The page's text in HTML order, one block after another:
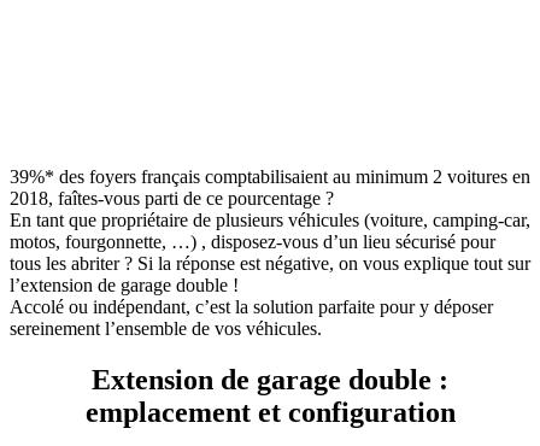
39%* des foyers français comptabilisaient au minimum 2 voitures en
2018, faîtes-vous parti de ce pourcentage ?
En tant que propriétaire de plusieurs véhicules (voiture, camping-car,
motos, fourgonnette, …) , disposez-vous d’un lieu sécurisé pour
tous les abriter ? Si la réponse est négative, on vous explique tout sur
l’extension de garage double !
Accolé ou indépendant, c’est la solution parfaite pour y déposer
sereinement l’ensemble de vos véhicules.
Extension de garage double :
emplacement et configuration